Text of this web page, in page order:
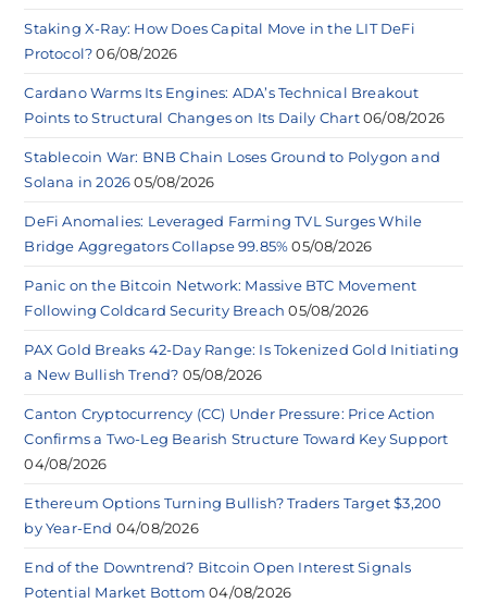
Staking X-Ray: How Does Capital Move in the LIT DeFi
Protocol? 06/08/2026
Cardano Warms Its Engines: ADA’s Technical Breakout
Points to Structural Changes on Its Daily Chart 06/08/2026
Stablecoin War: BNB Chain Loses Ground to Polygon and
Solana in 2026 05/08/2026
DeFi Anomalies: Leveraged Farming TVL Surges While
Bridge Aggregators Collapse 99.85% 05/08/2026
Panic on the Bitcoin Network: Massive BTC Movement
Following Coldcard Security Breach 05/08/2026
PAX Gold Breaks 42-Day Range: Is Tokenized Gold Initiating
a New Bullish Trend? 05/08/2026
Canton Cryptocurrency (CC) Under Pressure: Price Action
Confirms a Two-Leg Bearish Structure Toward Key Support
04/08/2026
Ethereum Options Turning Bullish? Traders Target $3,200
by Year-End 04/08/2026
End of the Downtrend? Bitcoin Open Interest Signals
Potential Market Bottom 04/08/2026